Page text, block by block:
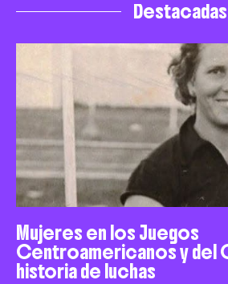
Destacadas
Mujeres en los Juegos
Centroamericanos y del
historia de luchas